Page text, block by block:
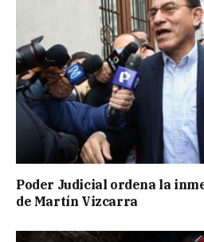
Poder Judicial ordena la
de Martín Vizcarra